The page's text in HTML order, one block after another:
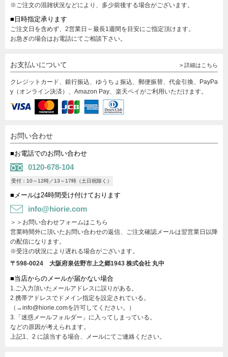
※ご注文の混雑状況などにより、多少前後する場合がございます。
■日時指定承ります
ご注文日を含めず、2営業日～最長1週間を目安にご指定頂けます。
お急ぎの場合はお電話にてご相談下さい。
お支払いについて > 詳細はこちら
クレジットカード、銀行振込、ゆうちょ振込、郵便振替、代金引換、PayPa
y（オンライン決済）、Amazon Pay、楽天ペイがご利用いただけます。
お問い合わせ
■お電話でのお問い合わせ
0120-678-104
受付：10～12時／13～17時（土日祝除く）
■メールは24時間受け付けております
info@hiorie.com
＞＞お問い合わせフォームはこちら
営業時間外に頂いたお問い合わせの返信、ご注文確認メールは翌営業日以降
の配信になります。
※受注の状況により遅れる場合がございます。
〒598-0024 大阪府泉佐野市上之郷1943 株式会社 丸中
■当店からのメールが届かない場合
1.ご入力頂いたメールアドレスに誤りがある。
2.携帯アドレスでドメイン指定を設定されている。
（→info@hiorie.comを許可してください。）
3.「迷惑メールフォルダー」に入ってしまっている。
などの原因が考えられます。
上記1、2 に該当する場合、メールにてご連絡ください。